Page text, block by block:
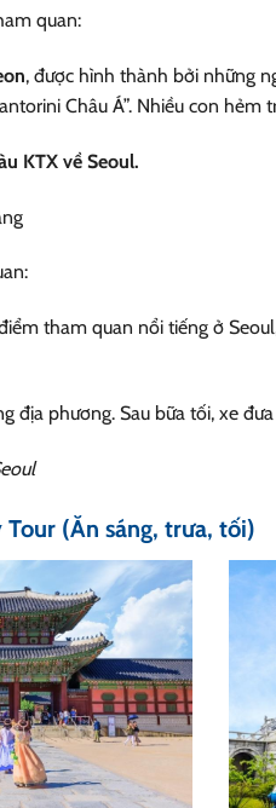
quan:
, được hình thành bởi những
Châu Á”. Nhiều con
KTX về Seoul.
tham quan nổi tiếng ở
địa phương. Sau bữa tối, xe
(Ăn sáng, trưa, tối)